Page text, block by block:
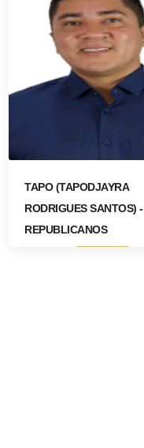
TAPO (TAPODJAYRA
RODRIGUES SANTOS) -
REPUBLICANOS